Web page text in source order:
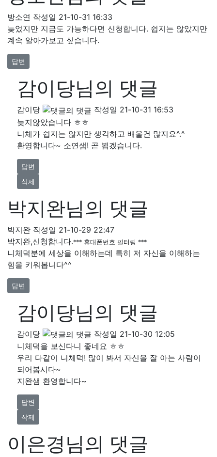
방소연 작성일 21-10-31 16:33
늦었지만 지금도 가능하다면 신청합니다. 쉽지는 않았지만
계속 알아가보고 싶습니다.
답변
감이당님의 댓글
감이당 작성일 21-10-31 16:53
늦지않았습니다 ㅎㅎ
니체가 쉽지는 않지만 생각하고 배울건 많지요^.^
환영합니다~ 소연샘! 곧 뵙겠습니다.
답변
삭제
박지완님의 댓글
박지완 작성일 21-10-29 22:47
박지완,신청합니다.*** 휴대폰번호 필터링 ***
니체덕분에 세상을 이해하는데 특히 저 자신을 이해하는
힘을 키워봅니다^^
답변
감이당님의 댓글
감이당 작성일 21-10-30 12:05
니체덕을 보신다니 좋네요 ㅎㅎ
우리 다같이 니체덕! 많이 봐서 자신을 잘 아는 사람이
되어봅시다~
지완샘 환영합니다~
답변
삭제
이은경님의 댓글